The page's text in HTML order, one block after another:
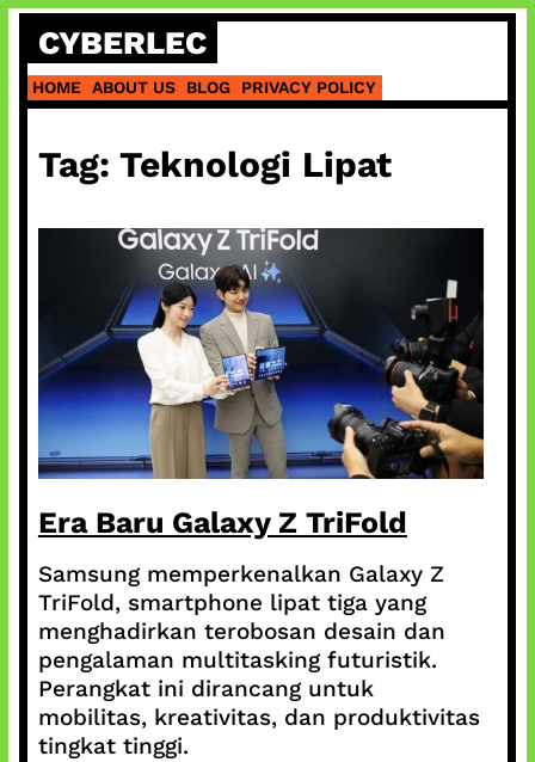
Skip
content
CYBERLEC
HOME ABOUT US BLOG PRIVACY POLICY
Tag: Teknologi Lipat
Era Baru Galaxy Z TriFold
Samsung memperkenalkan Galaxy Z
TriFold, smartphone lipat tiga yang
menghadirkan terobosan desain dan
pengalaman multitasking futuristik.
Perangkat ini dirancang untuk
mobilitas, kreativitas, dan produktivitas
tingkat tinggi.